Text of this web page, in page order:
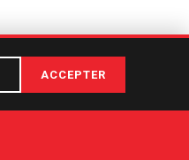
ACCEPTER